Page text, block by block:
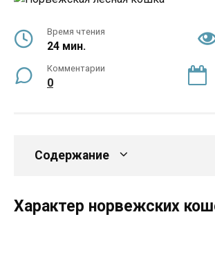
Время чтения
24 мин.
Комментарии
0
Содержание
Характер норвежских